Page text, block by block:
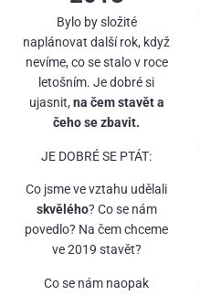
Bylo by složité
naplánovat další rok, když
nevíme, co se stalo v roce
letošním. Je dobré si
ujasnit, na čem stavět a
čeho se zbavit.
JE DOBRÉ SE PTÁT:
Co jsme ve vztahu udělali
skvělého? Co se nám
povedlo? Na čem chceme
ve 2019 stavět?
Co se nám naopak